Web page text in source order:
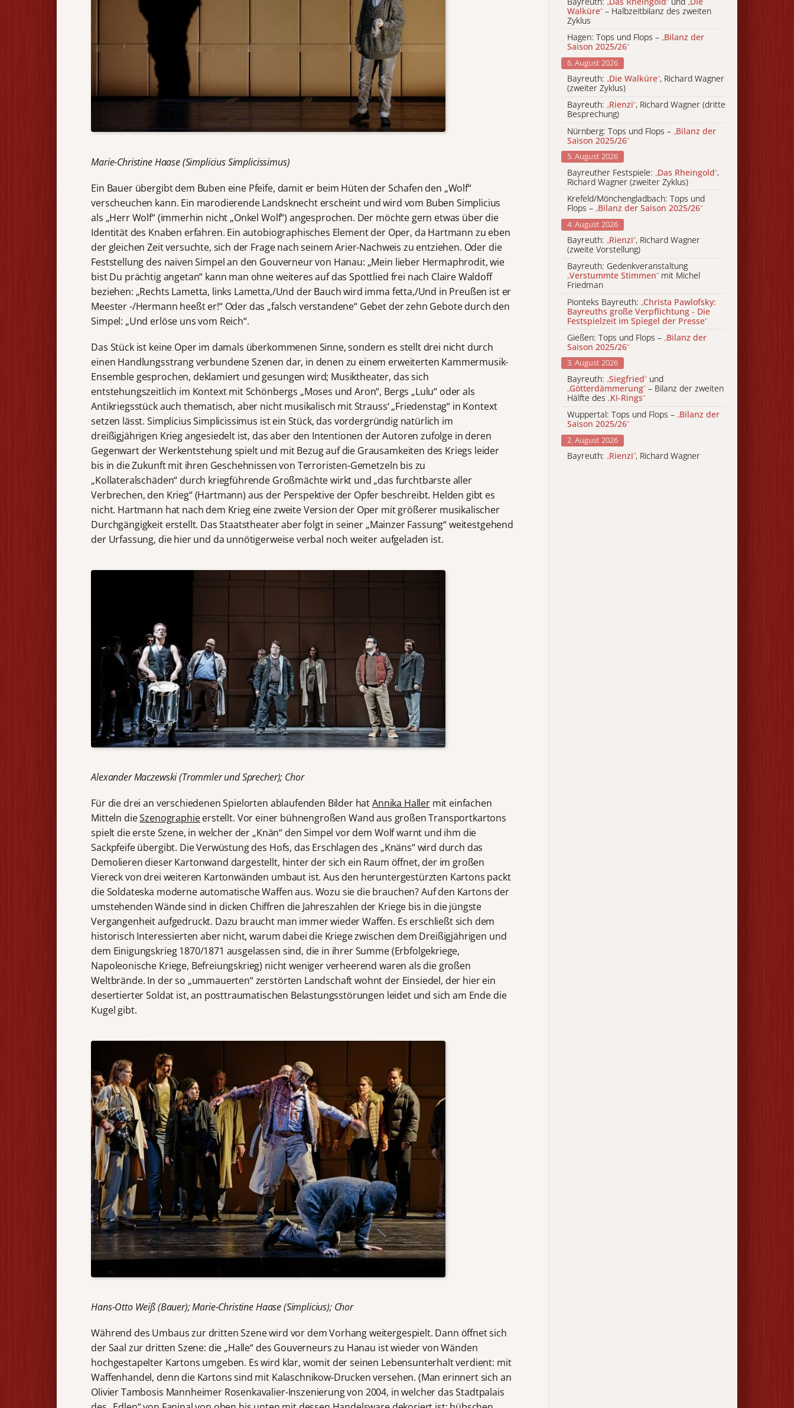
Marie-Christine Haase (Simplicius Simplicissimus)
Ein Bauer übergibt dem Buben eine Pfeife, damit er beim Hüten der Schafen den „Wolf“
verscheuchen kann. Ein marodierende Landsknecht erscheint und wird vom Buben Simplicius
als „Herr Wolf“ (immerhin nicht „Onkel Wolf“) angesprochen. Der möchte gern etwas über die
Identität des Knaben erfahren. Ein autobiographisches Element der Oper, da Hartmann zu eben
der gleichen Zeit versuchte, sich der Frage nach seinem Arier-Nachweis zu entziehen. Oder die
Feststellung des naiven Simpel an den Gouverneur von Hanau: „Mein lieber Hermaphrodit, wie
bist Du prächtig angetan“ kann man ohne weiteres auf das Spottlied frei nach Claire Waldoff
beziehen: „Rechts Lametta, links Lametta,/Und der Bauch wird imma fetta,/Und in Preußen ist er
Meester -/Hermann heeßt er!“ Oder das „falsch verstandene“ Gebet der zehn Gebote durch den
Simpel: „Und erlöse uns vom Reich“.
Das Stück ist keine Oper im damals überkommenen Sinne, sondern es stellt drei nicht durch
einen Handlungsstrang verbundene Szenen dar, in denen zu einem erweiterten Kammermusik-
Ensemble gesprochen, deklamiert und gesungen wird; Musiktheater, das sich
entstehungszeitlich im Kontext mit Schönbergs „Moses und Aron“, Bergs „Lulu“ oder als
Antikriegsstück auch thematisch, aber nicht musikalisch mit Strauss‘ „Friedenstag“ in Kontext
setzen lässt. Simplicius Simplicissimus ist ein Stück, das vordergründig natürlich im
dreißigjährigen Krieg angesiedelt ist, das aber den Intentionen der Autoren zufolge in deren
Gegenwart der Werkentstehung spielt und mit Bezug auf die Grausamkeiten des Kriegs leider
bis in die Zukunft mit ihren Geschehnissen von Terroristen-Gemetzeln bis zu
„Kollateralschäden“ durch kriegführende Großmächte wirkt und „das furchtbarste aller
Verbrechen, den Krieg“ (Hartmann) aus der Perspektive der Opfer beschreibt. Helden gibt es
nicht. Hartmann hat nach dem Krieg eine zweite Version der Oper mit größerer musikalischer
Durchgängigkeit erstellt. Das Staatstheater aber folgt in seiner „Mainzer Fassung“ weitestgehend
der Urfassung, die hier und da unnötigerweise verbal noch weiter aufgeladen ist.
Alexander Maczewski (Trommler und Sprecher); Chor
Für die drei an verschiedenen Spielorten ablaufenden Bilder hatAnnika Hallermit einfachen
Mitteln dieSzenographieerstellt. Vor einer bühnengroßen Wand aus großen Transportkartons
spielt die erste Szene, in welcher der „Knän“ den Simpel vor dem Wolf warnt und ihm die
Sackpfeife übergibt. Die Verwüstung des Hofs, das Erschlagen des „Knäns“ wird durch das
Demolieren dieser Kartonwand dargestellt, hinter der sich ein Raum öffnet, der im großen
Viereck von drei weiteren Kartonwänden umbaut ist. Aus den heruntergestürzten Kartons packt
die Soldateska moderne automatische Waffen aus. Wozu sie die brauchen? Auf den Kartons der
umstehenden Wände sind in dicken Chiffren die Jahreszahlen der Kriege bis in die jüngste
Vergangenheit aufgedruckt. Dazu braucht man immer wieder Waffen. Es erschließt sich dem
historisch Interessierten aber nicht, warum dabei die Kriege zwischen dem Dreißigjährigen und
dem Einigungskrieg 1870/1871 ausgelassen sind, die in ihrer Summe (Erbfolgekriege,
Napoleonische Kriege, Befreiungskrieg) nicht weniger verheerend waren als die großen
Weltbrände. In der so „ummauerten“ zerstörten Landschaft wohnt der Einsiedel, der hier ein
desertierter Soldat ist, an posttraumatischen Belastungsstörungen leidet und sich am Ende die
Kugel gibt.
Hans-Otto Weiß (Bauer); Marie-Christine Haase (Simplicius); Chor
Während des Umbaus zur dritten Szene wird vor dem Vorhang weitergespielt. Dann öffnet sich
der Saal zur dritten Szene: die „Halle“ des Gouverneurs zu Hanau ist wieder von Wänden
hochgestapelter Kartons umgeben. Es wird klar, womit der seinen Lebensunterhalt verdient: mit
Waffenhandel, denn die Kartons sind mit Kalaschnikow-Drucken versehen. (Man erinnert sich an
Olivier Tambosis Mannheimer Rosenkavalier-Inszenierung von 2004, in welcher das Stadtpalais
Walküre“ – Halbzeitbilanz des zweiten
Zyklus
Hagen: Tops und Flops – „Bilanz der
Saison 2025/26“
6. August 2026
Bayreuth: „Die Walküre“, Richard Wagner
(zweiter Zyklus)
Bayreuth: „Rienzi“, Richard Wagner (dritte
Besprechung)
Nürnberg: Tops und Flops – „Bilanz der
Saison 2025/26“
5. August 2026
Bayreuther Festspiele: „Das Rheingold“,
Richard Wagner (zweiter Zyklus)
Krefeld/Mönchengladbach: Tops und
Flops – „Bilanz der Saison 2025/26“
4. August 2026
Bayreuth: „Rienzi“, Richard Wagner
(zweite Vorstellung)
Bayreuth: Gedenkveranstaltung
„Verstummte Stimmen“ mit Michel
Friedman
Pionteks Bayreuth: „Christa Pawlofsky:
Bayreuths große Verpflichtung - Die
Festspielzeit im Spiegel der Presse“
Gießen: Tops und Flops – „Bilanz der
Saison 2025/26“
3. August 2026
Bayreuth: „Siegfried“ und
„Götterdämmerung“ – Bilanz der zweiten
Hälfte des „KI-Rings“
Wuppertal: Tops und Flops – „Bilanz der
Saison 2025/26“
2. August 2026
Bayreuth: „Rienzi“, Richard Wagner